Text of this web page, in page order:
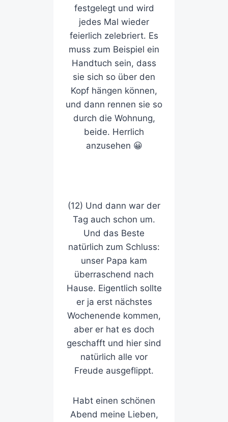
festgelegt und wird
jedes Mal wieder
feierlich zelebriert. Es
muss zum Beispiel ein
Handtuch sein, dass
sie sich so über den
Kopf hängen können,
und dann rennen sie so
durch die Wohnung,
beide. Herrlich
anzusehen 😀
(12) Und dann war der
Tag auch schon um.
Und das Beste
natürlich zum Schluss:
unser Papa kam
überraschend nach
Hause. Eigentlich sollte
er ja erst nächstes
Wochenende kommen,
aber er hat es doch
geschafft und hier sind
natürlich alle vor
Freude ausgeflippt.
Habt einen schönen
Abend meine Lieben,